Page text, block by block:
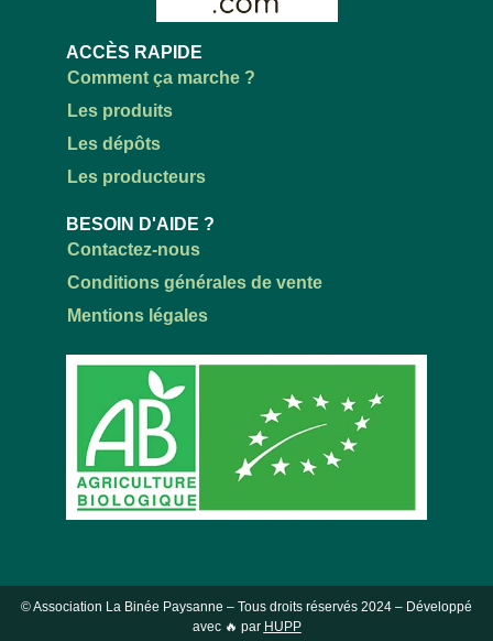
ACCÈS RAPIDE
Comment ça marche ?
Les produits
Les dépôts
Les producteurs
BESOIN D'AIDE ?
Contactez-nous
Conditions générales de vente
Mentions légales
© Association La Binée Paysanne – Tous droits réservés 2024 – Développé
avec 🔥 par HUPP